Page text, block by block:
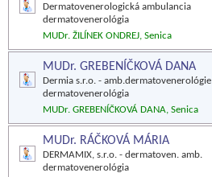
Dermatovenerologická ambulancia
dermatovenerológia
MUDr. ŽILÍNEK ONDREJ, Senica
MUDr. GREBENÍČKOVÁ DANA
Dermia s.r.o. - amb.dermatovenerológie
dermatovenerológia
MUDr. GREBENÍČKOVÁ DANA, Senica
MUDr. RÁČKOVÁ MÁRIA
DERMAMIX, s.r.o. - dermatoven. amb.
dermatovenerológia